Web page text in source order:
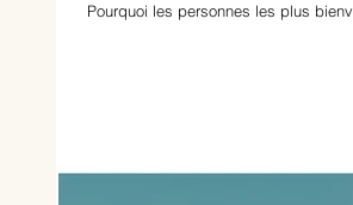
Pourquoi les personnes les plus